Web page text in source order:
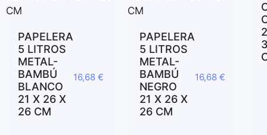
PAPELERA
5 LITROS
METAL-
BAMBÚ
BLANCO
21 X 26 X
26 CM
16,68 €
PAPELERA
5 LITROS
METAL-
BAMBÚ
NEGRO
21 X 26 X
26 CM
16,68 €